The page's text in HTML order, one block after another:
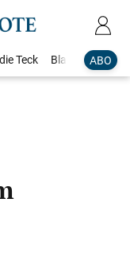
ABO
Teck Blaulicht